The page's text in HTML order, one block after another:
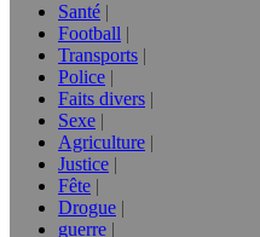
Santé
Football
Transports
Police
Faits divers
Sexe
Agriculture
Justice
Fête
Drogue
guerre